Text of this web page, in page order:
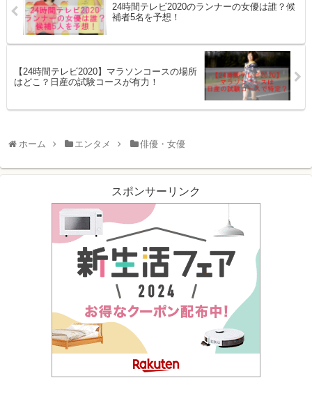
24時間テレビ2020のランナーの女優は誰？候
補者5名を予想！
【24時間テレビ2020】マラソンコースの場所
はどこ？日産の試験コースが有力！
ホーム エンタメ 俳優・女優
スポンサーリンク